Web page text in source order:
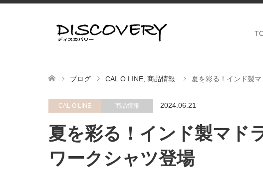
ブログ CAL O LINE 商品情報 夏を彩る！インド製
CAL O LINE 商品情報 2024.06.21
夏を彩る！インド製マド
ワークシャツ登場